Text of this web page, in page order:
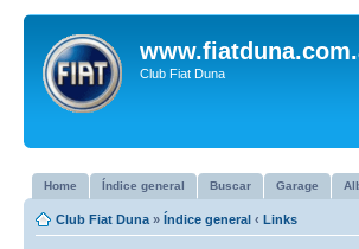
Club Fiat Duna
Home Índice general Buscar Garage
Club Fiat Duna » Índice general ‹ Links